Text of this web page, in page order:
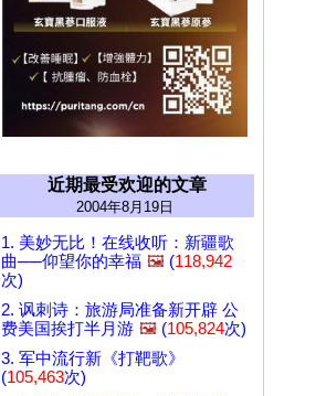
近期最受欢迎的文章
2004年8月19日
1. 美妙无比！在线收听：新疆歌
曲──仰望你的幸福 🖼️ (118,942
次)
2. 讽刺诗：旅游局准备新开辟 公
费美国挨打半月游 🖼️ (105,824次)
3. 军中流行新《打靶歌》
(105,463次)